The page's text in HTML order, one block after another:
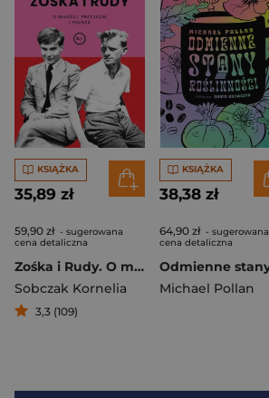
KSIĄŻKA
35,89 zł
59,90 zł - sugerowana
cena detaliczna
Zośka i Rudy. O miłości, przyjaźni i Polsce
Sobczak Kornelia
3,3 (109)
KSIĄŻKA
38,38 zł
64,90 zł - sugerowana
cena detaliczna
Michael Pollan